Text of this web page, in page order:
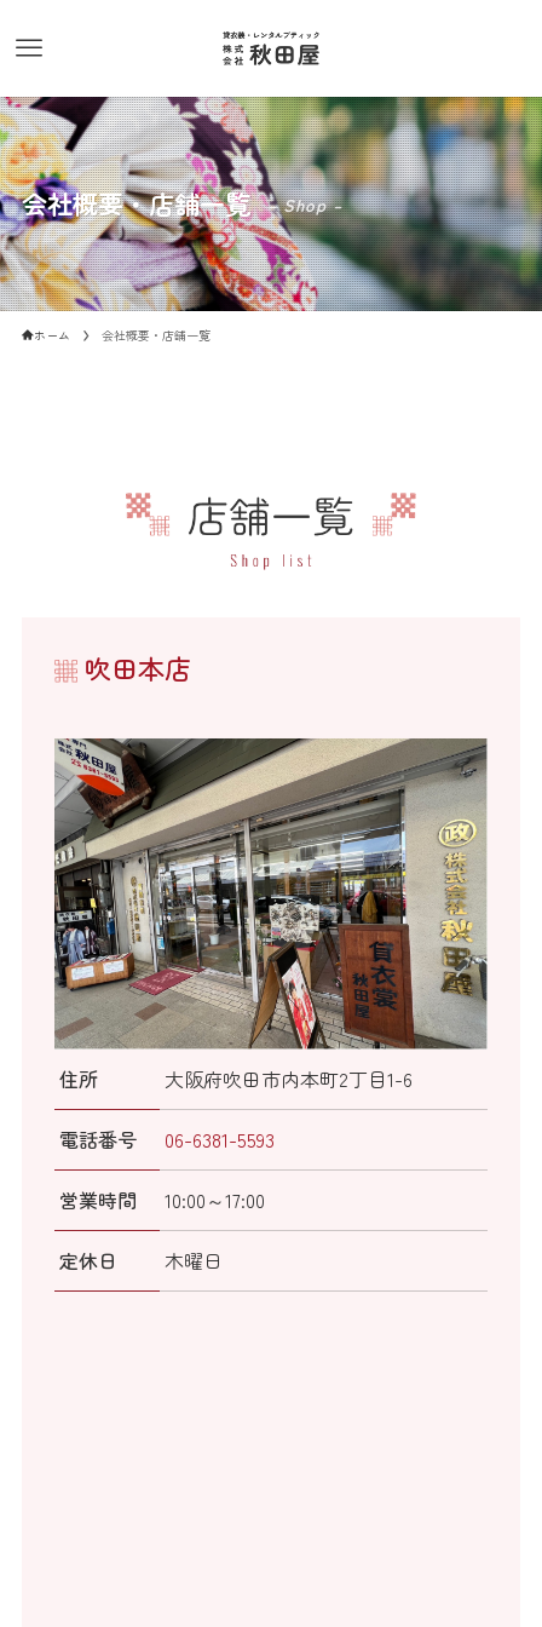
会社概要・店舗一覧 – Shop –
ホーム 会社概要・店舗一覧
吹田本店
住所 大阪府吹田市内本町2丁目1-6
電話番号 06-6381-5593
営業時間 10:00～17:00
定休日 木曜日